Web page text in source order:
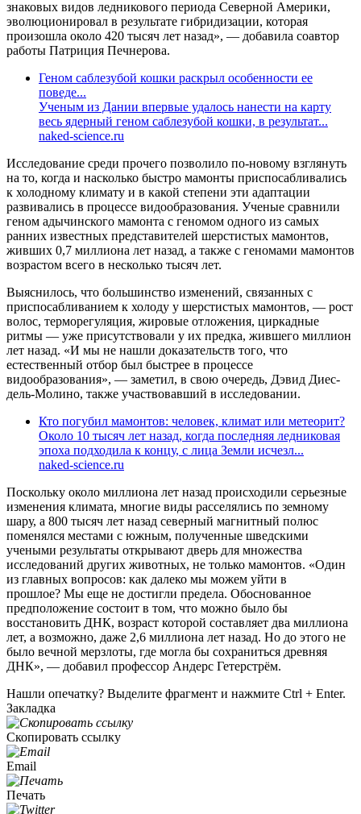
знаковых видов ледникового периода Северной Америки,
эволюционировал в результате гибридизации, которая
произошла около 420 тысяч лет назад», — добавила соавтор
работы Патриция Печнерова.
Геном саблезубой кошки раскрыл особенности ее
поведе...
Ученым из Дании впервые удалось нанести на карту
весь ядерный геном саблезубой кошки, в результат...
naked-science.ru
Исследование среди прочего позволило по-новому взглянуть
на то, когда и насколько быстро мамонты приспосабливались
к холодному климату и в какой степени эти адаптации
развивались в процессе видообразования. Ученые сравнили
геном адычинского мамонта с геномом одного из самых
ранних известных представителей шерстистых мамонтов,
живших 0,7 миллиона лет назад, а также с геномами мамонтов
возрастом всего в несколько тысяч лет.
Выяснилось, что большинство изменений, связанных с
приспосабливанием к холоду у шерстистых мамонтов, — рост
волос, терморегуляция, жировые отложения, циркадные
ритмы — уже присутствовали у их предка, жившего миллион
лет назад. «И мы не нашли доказательств того, что
естественный отбор был быстрее в процессе
видообразования», — заметил, в свою очередь, Дэвид Диес-
дель-Молино, также участвовавший в исследовании.
Кто погубил мамонтов: человек, климат или метеорит?
Около 10 тысяч лет назад, когда последняя ледниковая
эпоха подходила к концу, с лица Земли исчезл...
naked-science.ru
Поскольку около миллиона лет назад происходили серьезные
изменения климата, многие виды расселялись по земному
шару, а 800 тысяч лет назад северный магнитный полюс
поменялся местами с южным, полученные шведскими
учеными результаты открывают дверь для множества
исследований других животных, не только мамонтов. «Один
из главных вопросов: как далеко мы можем уйти в
прошлое? Мы еще не достигли предела. Обоснованное
предположение состоит в том, что можно было бы
восстановить ДНК, возраст которой составляет два миллиона
лет, а возможно, даже 2,6 миллиона лет назад. Но до этого не
было вечной мерзлоты, где могла бы сохраниться древняя
ДНК», — добавил профессор Андерс Гетерстрём.
Нашли опечатку? Выделите фрагмент и нажмите Ctrl + Enter.
Закладка
Скопировать ссылку
Email
Печать